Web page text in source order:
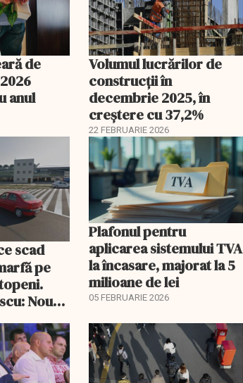
de
anul
Volumul lucrărilor de
construcții în
decembrie 2025, în
creștere cu 37,2%
22 FEBRUARIE 2026
pe
Nou
limitate
Plafonul pentru
aplicarea sistemului TVA
la încasare, majorat la 5
milioane de lei
05 FEBRUARIE 2026